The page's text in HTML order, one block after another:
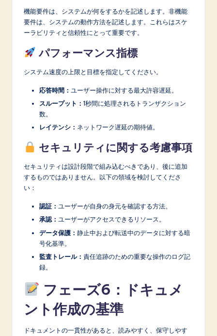
機能要件は、システムが何をするかを記述します。非機能
要件は、システムの動作方法を記述します。これらはスケ
ーラビリティと信頼性にとって重要です。
パフォーマンス指標
システム速度の上限と目標を指定してください。
応答時間： ユーザー操作に対する最大許容遅延。
スループット： 1秒間に処理されるトランザクション
数。
レイテンシ： ネットワーク遅延の期待値。
セキュリティに関する考慮事項
セキュリティは設計段階で組み込むべきであり、後に追加
するものではありません。以下の領域を検討してくださ
い：
認証： ユーザーが自身の身元を確認する方法。
承認： ユーザーがアクセスできるリソース。
データ保護： 静止中および転送中のデータに対する暗
号化基準。
監査トレール： 責任追跡のための重要な操作のログ記
録。
フェーズ6：ドキュメ
ント作成の基準
ドキュメントの一貫性があると、読みやすく、保守しやす